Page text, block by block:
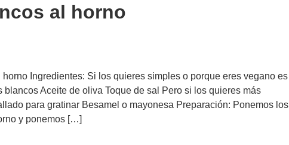
al horno
Ingredientes: Si los quieres simples o porque eres vegano es
blancos Aceite de oliva Toque de sal Pero si los quieres más
para gratinar Besamel o mayonesa Preparación: Ponemos los
y ponemos […]